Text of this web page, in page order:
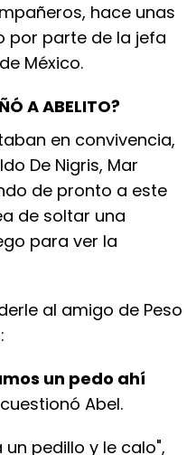
hace unas
por parte de la jefa
México.
A ABELITO?
en convivencia,
De Nigris, Mar
de pronto a este
de soltar una
para ver la
al amigo de Peso
un pedo ahí
Abel.
pedillo y le calo",